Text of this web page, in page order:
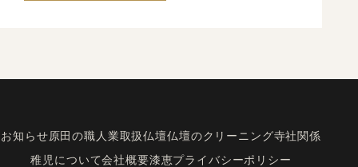
お知らせ原田の職人業取扱仏壇仏壇のクリーニング寺社関係
稚児について会社概要漆恵プライバシーポリシー